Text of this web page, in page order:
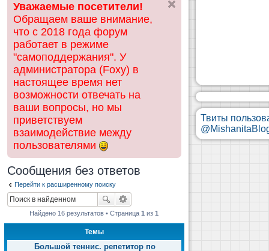
ск
Уважаемые посетители!
Обращаем ваше внимание,
что с 2018 года форум
работает в режиме
"самоподдержания". У
администратора (Foxy) в
настоящее время нет
возможности отвечать на
ваши вопросы, но мы
приветствуем
взаимодействие между
пользователями
Сообщения без ответов
Перейти к расширенному поиску
Найдено 16 результатов • Страница1 из1
Темы
Большой теннис. репетитор по
Твиты